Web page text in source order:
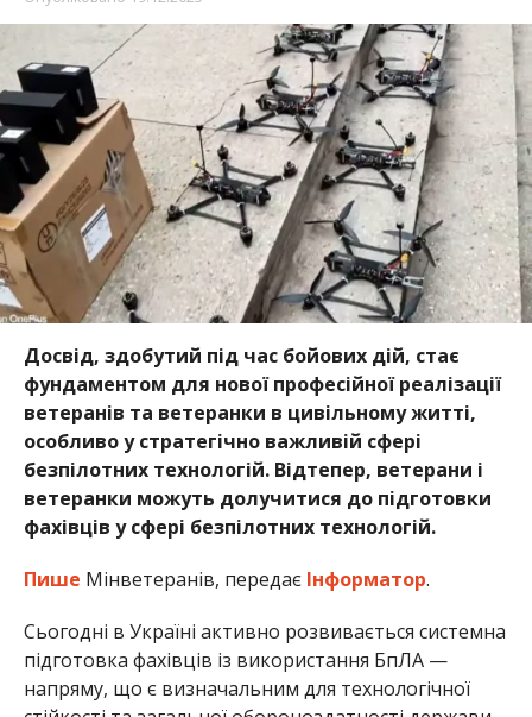
Досвід, здобутий під час бойових дій, стає
фундаментом для нової професійної реалізації
ветеранів та ветеранки в цивільному житті,
особливо у стратегічно важливій сфері
безпілотних технологій. Відтепер, ветерани і
ветеранки можуть долучитися до підготовки
фахівців у сфері безпілотних технологій.
Пише Мінветеранів, передаєІнформатор.
Сьогодні в Україні активно розвивається системна
підготовка фахівців із використання БпЛА —
напряму, що є визначальним для технологічної